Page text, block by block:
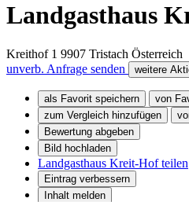
Landgasthaus
Kreithof 1 9907 Tristach Österreich
unverb. Anfrage senden
weitere
als Favorit speichern
von
zum Vergleich hinzufügen
Bewertung abgeben
Bild hochladen
Landgasthaus Kreit-Hof teilen
Eintrag verbessern
Inhalt melden